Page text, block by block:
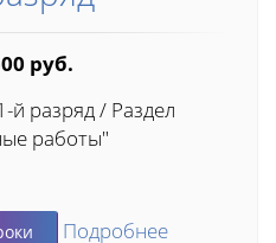
руб.
й разряд / Раздел
работы"
Подробнее